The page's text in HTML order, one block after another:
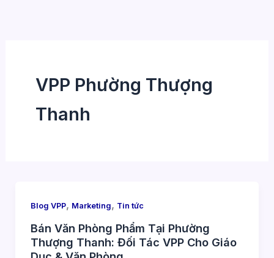
VPP Phường Thượng
Thanh
Blog VPP, Marketing, Tin tức
Bán Văn Phòng Phẩm Tại Phường
Thượng Thanh: Đối Tác VPP Cho Giáo